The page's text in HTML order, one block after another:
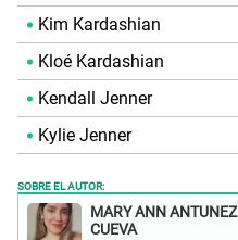
Kim Kardashian
Kloé Kardashian
Kendall Jenner
Kylie Jenner
SOBRE EL AUTOR:
MARY ANN ANTUNEZ
CUEVA